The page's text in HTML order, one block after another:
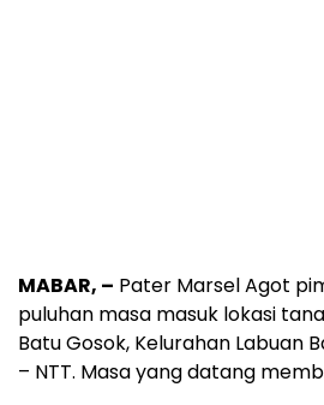
MABAR, – Pater Marsel Agot
puluhan masa masuk lokasi
Batu Gosok, Kelurahan Labuan
– NTT. Masa yang datang